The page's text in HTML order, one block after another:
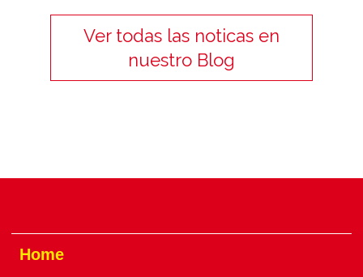
Ver todas las noticas en
nuestro Blog
Home